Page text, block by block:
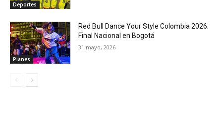
Deportes
Planes
Red Bull Dance Your Style Colombia 2026:
Final Nacional en Bogotá
31 mayo, 2026